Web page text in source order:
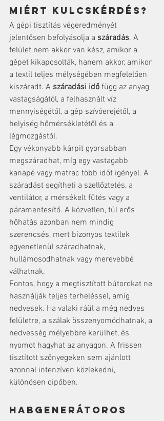
miért kulcskérdés?
A gépi tisztítás végeredményét
jelentősen befolyásolja a száradás. A
felület nem akkor van kész, amikor a
gépet kikapcsolták, hanem akkor, amikor
a textil teljes mélységében megfelelően
kiszáradt. A száradási idő függ az anyag
vastagságától, a felhasznált víz
mennyiségétől, a gép szívóerejétől, a
helyiség hőmérsékletétől és a
légmozgástól.
Egy vékonyabb kárpit gyorsabban
megszáradhat, míg egy vastagabb
kanapé vagy matrac több időt igényel. A
száradást segítheti a szellőztetés, a
ventilátor, a mérsékelt fűtés vagy a
páramentesítő. A közvetlen, túl erős
hőhatás azonban nem mindig
szerencsés, mert bizonyos textilek
egyenetlenül száradhatnak,
hullámosodhatnak vagy merevebbé
válhatnak.
Fontos, hogy a megtisztított bútorokat ne
használják teljes terheléssel, amíg
nedvesek. Ha valaki ráül a még nedves
felületre, a szálak összenyomódhatnak, a
nedvesség mélyebbre kerülhet, és
nyomot hagyhat az anyagon. A frissen
tisztított szőnyegeken sem ajánlott
azonnal intenzíven közlekedni,
különösen cipőben.
Habgenerátoros